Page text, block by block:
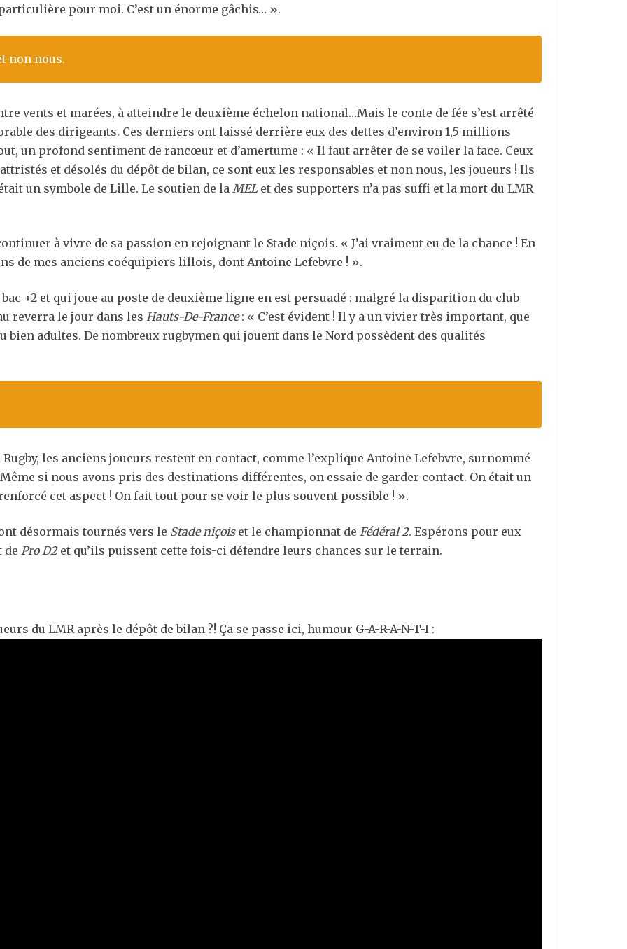
pour moi. C’est un énorme gâchis… ».
non nous.
vents et marées, à atteindre le deuxième échelon national…Mais le conte de fée s’est arrêté
des dirigeants. Ces derniers ont laissé derrière eux des dettes d’environ 1,5 millions
un profond sentiment de rancœur et d’amertume : « Il faut arrêter de se voiler la face. Ceux
et désolés du dépôt de bilan, ce sont eux les responsables et non nous, les joueurs ! Ils
un symbole de Lille. Le soutien de la MELet des supporters n’a pas suffi et la mort du LMR
à vivre de sa passion en rejoignant le Stade niçois. « J’ai vraiment eu de la chance ! En
de mes anciens coéquipiers lillois, dont Antoine Lefebvre ! ».
bac +2 et qui joue au poste de deuxième ligne en est persuadé : malgré la disparition du club
reverra le jour dans les Hauts-De-France: « C’est évident ! Il y a un vivier très important, que
bien adultes. De nombreux rugbymen qui jouent dans le Nord possèdent des qualités
les anciens joueurs restent en contact, comme l’explique Antoine Lefebvre, surnommé
si nous avons pris des destinations différentes, on essaie de garder contact. On était un
cet aspect ! On fait tout pour se voir le plus souvent possible ! ».
désormais tournés vers le Stade niçoiset le championnat de Fédéral 2. Espérons pour eux
de Pro D2et qu’ils puissent cette fois-ci défendre leurs chances sur le terrain.
du LMR après le dépôt de bilan ?! Ça se passe ici, humour G-A-R-A-N-T-I :